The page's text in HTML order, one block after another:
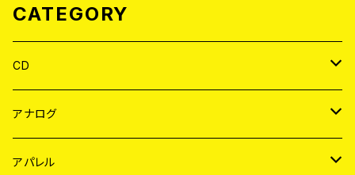
CATEGORY
CD
JAPAN
WORLD
アナログ
JAPAN
アパレル